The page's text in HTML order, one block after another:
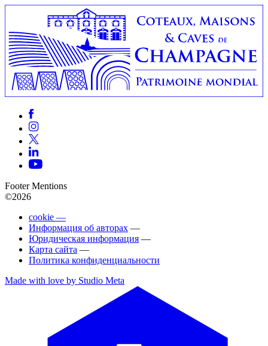
Footer Mentions
©2026
cookie —
Информация об авторах —
Юридическая информация —
Карта сайта —
Политика конфиденциальности
Made with love by Studio Meta